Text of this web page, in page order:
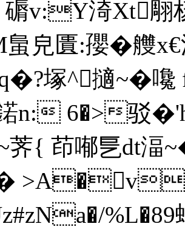
磭v:Y渏Xt翢
皃匱:孾�艭x€
塚^擿~� 嚵
鍩n: 6�>
~荠{ 茚喐乬